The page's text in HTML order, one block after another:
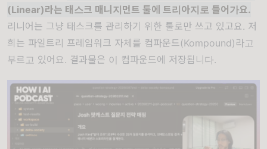
(Linear)라는 태스크 매니지먼트 툴에 트리아지로 들어가요.
리니어는 그냥 태스크를 관리하기 위한 툴로만 쓰고 있고요. 저
희는 파일트리 프레임워크 자체를 컴파운드(Kompound)라고
부르고 있어요. 결과물은 이 컴파운드에 저장됩니다.